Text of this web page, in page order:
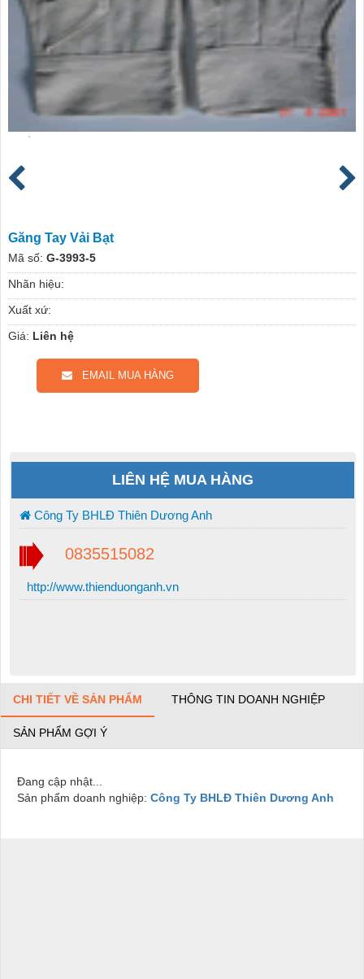
Găng Tay Vải Bạt
Mã số: G-3993-5
Nhãn hiệu:
Xuất xứ:
Giá: Liên hệ
EMAIL MUA HÀNG
LIÊN HỆ MUA HÀNG
Công Ty BHLĐ Thiên Dương Anh
0835515082
http://www.thienduonganh.vn
CHI TIẾT VỀ SẢN PHẨM THÔNG TIN DOANH NGHIỆP
SẢN PHẨM GỢI Ý
Đang cập nhật...
Sản phẩm doanh nghiệp: Công Ty BHLĐ Thiên Dương Anh